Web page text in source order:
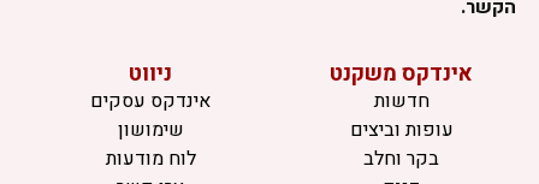
הקשר.
אינדקס משקנט
חדשות
עופות וביצים
בקר וחלב
ניווט
אינדקס עסקים
שימושון
לוח מודעות